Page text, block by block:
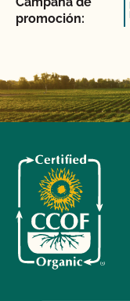
promoción: